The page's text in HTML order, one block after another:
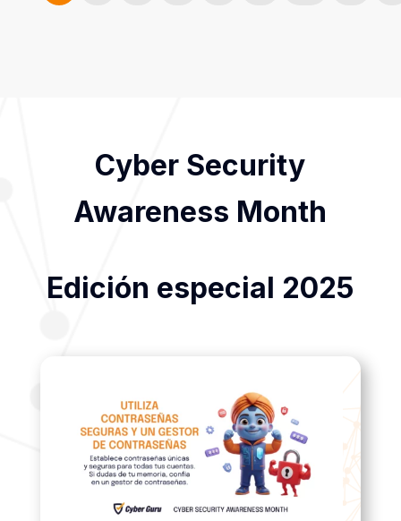
Cyber Security
Awareness Month
Edición especial 2025